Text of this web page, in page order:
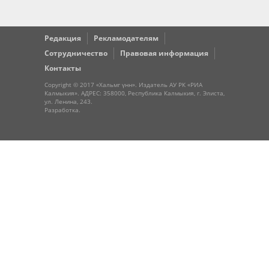
Редакция
Рекламодателям
Сотрудничество
Правовая информация
Контакты
Copyright © 2017 «Хальмг үнн». Издатель АУ РК «РИА
Калмыкия». АДРЕС: 358000, Республика Калмыкия, г. Элиста,
ул. Ленина, 243.
Разработка.